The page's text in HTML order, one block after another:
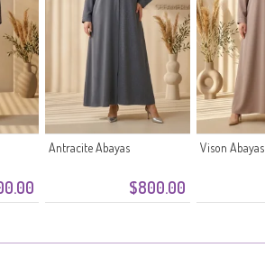
$800.00
Antracite Abayas Vison Abayas